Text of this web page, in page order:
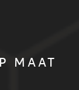
MAAT